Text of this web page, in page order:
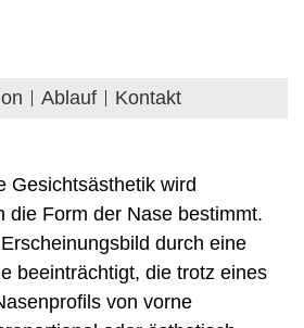
Ablauf Kontakt
Gesichtsästhetik wird
die Form der Nase bestimmt.
durch eine
beeinträchtigt, die trotz eines
von vorne